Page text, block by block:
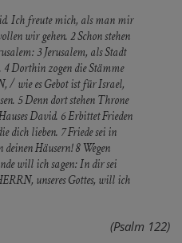
Ich freute mich, als man mir
wir gehen. 2 Schon stehen
3 Jerusalem, als Stadt
4 Dorthin zogen die Stämme
/ wie es Gebot ist für Israel,
5 Denn dort stehen Throne
David. 6 Erbittet Frieden
dich lieben. 7 Friede sei in
Häusern! 8 Wegen
will ich sagen: In dir sei
unseres Gottes, will ich
(Psalm 122)